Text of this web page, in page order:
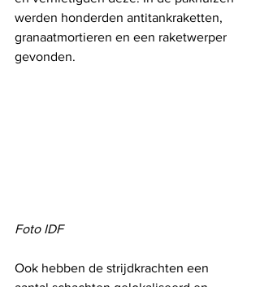
werden honderden antitankraketten,
granaatmortieren en een raketwerper
gevonden.
Foto IDF
Ook hebben de strijdkrachten een